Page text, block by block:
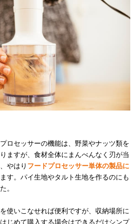
ロセッサーの機能は、野菜やナッツ類を
ますが、食材全体にまんべんなく刃が当
やはり フードプロセッサー単体の製品に
ます。パイ生地やタルト生地を作るのにも
。
使いこなせれば便利ですが、収納場所に
じめて購入する場合はできるだけシンプ